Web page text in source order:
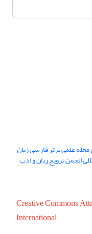
علمی برتر فارسی زبان
المللی انجمن ترویج زبان و ادب
Creative Commons
International